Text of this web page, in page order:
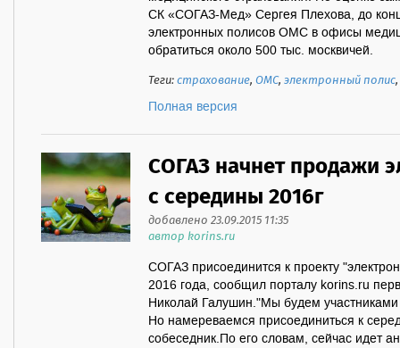
СК «СОГАЗ-Мед» Сергея Плехова, до
электронных полисов ОМС в офисы
обратиться около 500
Теги:страхование,ОМС,электронный полис,
Полная версия
СОГАЗ начнет продажи
с середины 2016г
добавлено 23.09.2015 11:35
автор korins.ru
СОГАЗ присоединится к проекту
2016 года, сообщил порталу korins.ru
Николай Галушин."Мы будем
Но намереваемся присоединиться к
собеседник.По его словам, сейчас идет